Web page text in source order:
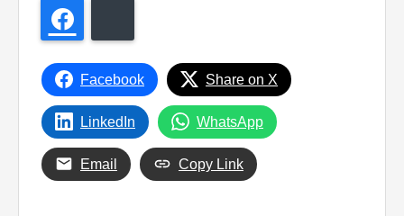
Facebook Share on X
LinkedIn WhatsApp
Email Copy Link